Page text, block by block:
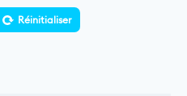
Réinitialiser